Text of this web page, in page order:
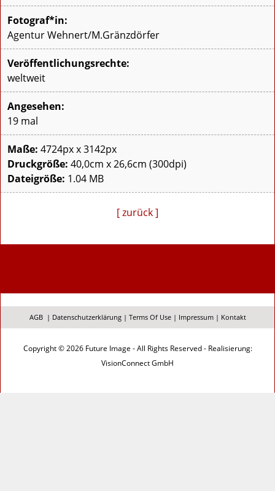
Fotograf*in:
Agentur Wehnert/M.Gränzdörfer
Veröffentlichungsrechte:
weltweit
Angesehen:
19 mal
Maße: 4724px x 3142px
Druckgröße: 40,0cm x 26,6cm (300dpi)
Dateigröße: 1.04 MB
[ zurück ]
AGB | Datenschutzerklärung| Terms Of Use| Impressum| Kontakt
Copyright © 2026 Future Image - All Rights Reserved - Realisierung:
VisionConnect GmbH